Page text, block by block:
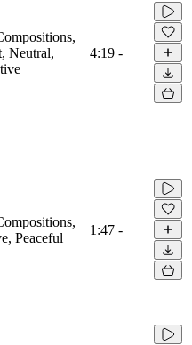
Neutral,
4:19 -
Peaceful
1:47 -